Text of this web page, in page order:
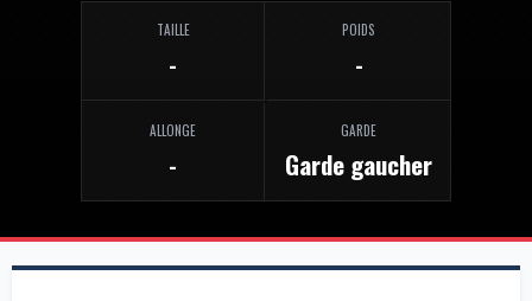
TAILLE
-
POIDS
-
ALLONGE
-
GARDE
Garde gaucher